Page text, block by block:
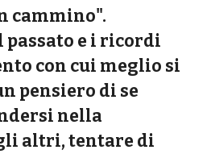
cammino".
passato e i ricordi
con cui meglio si
pensiero di se
nella
altri, tentare di